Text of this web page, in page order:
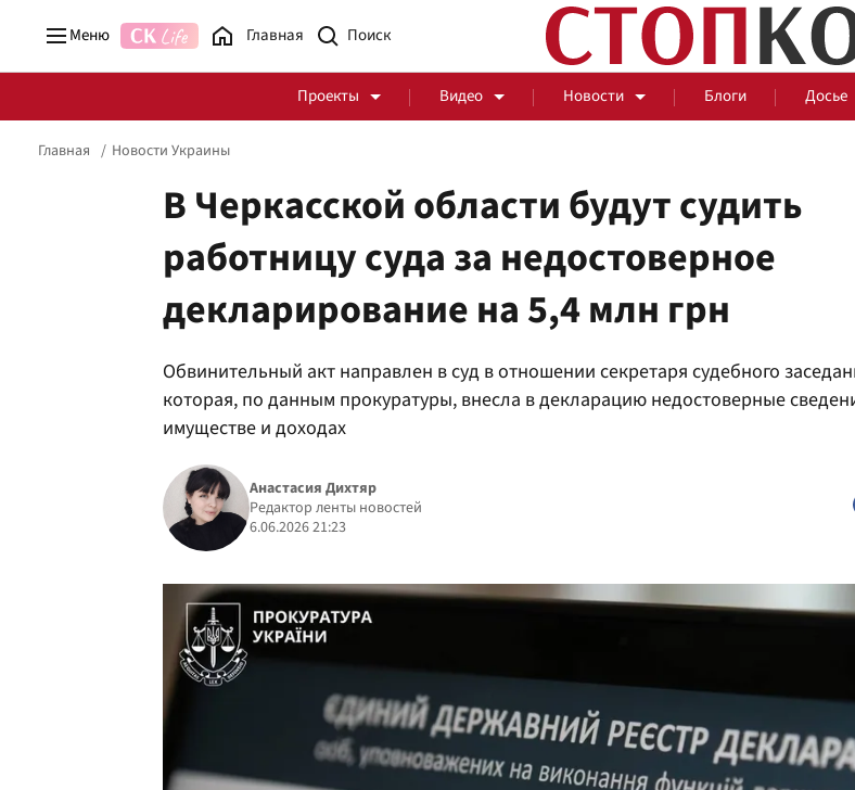
Меню Главная
Проекты Видео Новости Блоги Досье
Стоп Политической Коррупции Честные закупки За оградой
Здоровье События
Главная Новости Украины
В Черкасской области будут судить
работницу суда за недостоверное
декларирование на 5,4 млн грн
Обвинительный акт направлен в суд в отношении секретаря судебного
которая, по данным прокуратуры, внесла в декларацию недостоверные
имуществе и доходах
Анастасия Дихтяр
Редактор ленты новостей
6.06.2026 21:23